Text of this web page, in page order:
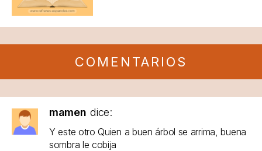
COMENTARIOS
mamen dice:
Y este otro Quien a buen árbol se arrima, buena
sombra le cobija